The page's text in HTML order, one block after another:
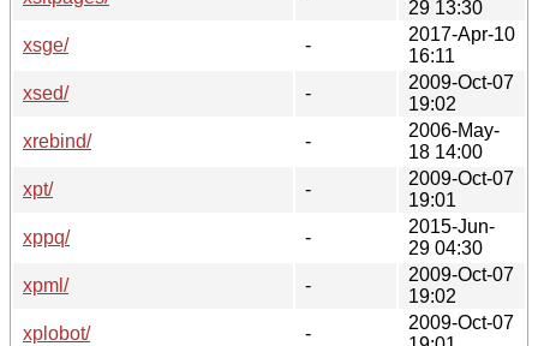
29 13:30
xsge/
-
2017-Apr-10
16:11
xsed/
-
2009-Oct-07
19:02
xrebind/
-
2006-May-
18 14:00
xpt/
-
2009-Oct-07
19:01
xppq/
-
2015-Jun-
29 04:30
xpml/
-
2009-Oct-07
19:02
xplobot/
-
2009-Oct-07